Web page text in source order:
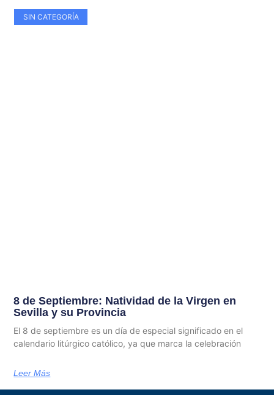
SIN CATEGORÍA
8 de Septiembre: Natividad de la Virgen en
Sevilla y su Provincia
El 8 de septiembre es un día de especial significado en el
calendario litúrgico católico, ya que marca la celebración
Leer Más